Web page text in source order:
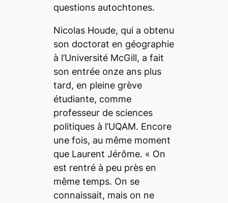
questions autochtones.
Nicolas Houde, qui a obtenu
son doctorat en géographie
à l’Université McGill, a fait
son entrée onze ans plus
tard, en pleine grève
étudiante, comme
professeur de sciences
politiques à l’UQAM. Encore
une fois, au même moment
que Laurent Jérôme. « On
est rentré à peu près en
même temps. On se
connaissait, mais on ne